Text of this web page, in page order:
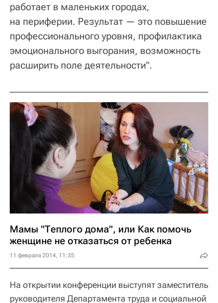
работает в маленьких городах,
на периферии. Результат — это повышение
профессионального уровня, профилактика
эмоционального выгорания, возможность
расширить поле деятельности".
Мамы "Теплого дома", или Как помочь
женщине не отказаться от ребенка
11 февраля 2014, 11:35
На открытии конференции выступят заместитель
руководителя Департамента труда и социальной